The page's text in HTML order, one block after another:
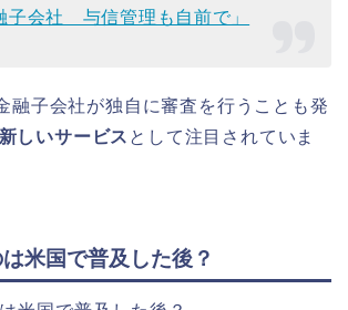
子会社 与信管理も自前で」
融子会社が独自に審査を行うことも発
新しいサービス として注目されていま
米国で普及した後？